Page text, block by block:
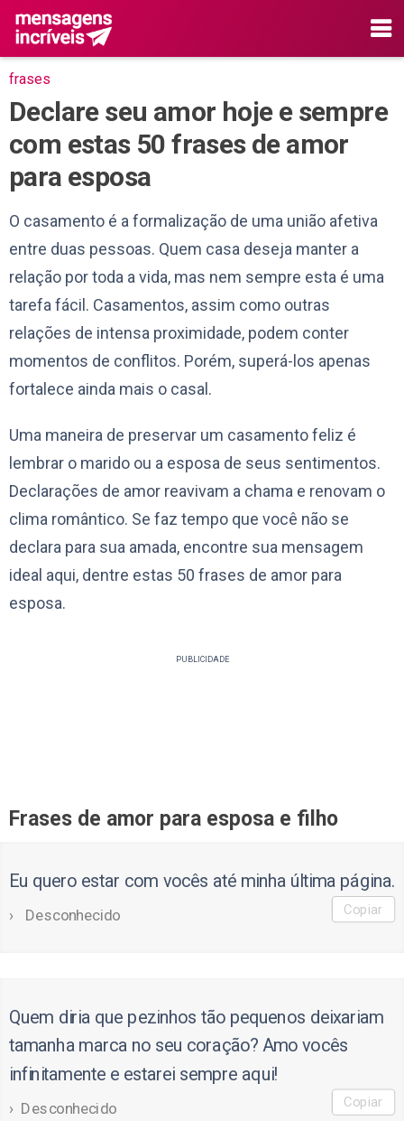
frases
Declare seu amor hoje e sempre
com estas 50 frases de amor
para esposa
O casamento é a formalização de uma união afetiva
entre duas pessoas. Quem casa deseja manter a
relação por toda a vida, mas nem sempre esta é uma
tarefa fácil. Casamentos, assim como outras
relações de intensa proximidade, podem conter
momentos de conflitos. Porém, superá-los apenas
fortalece ainda mais o casal.
Uma maneira de preservar um casamento feliz é
lembrar o marido ou a esposa de seus sentimentos.
Declarações de amor reavivam a chama e renovam o
clima romântico. Se faz tempo que você não se
declara para sua amada, encontre sua mensagem
ideal aqui, dentre estas 50 frases de amor para
esposa.
PUBLICIDADE
Frases de amor para esposa e filho
Eu quero estar com vocês até minha última página.
Desconhecido Copiar
Quem diria que pezinhos tão pequenos deixariam
tamanha marca no seu coração? Amo vocês
infinitamente e estarei sempre aqui!
Desconhecido Copiar